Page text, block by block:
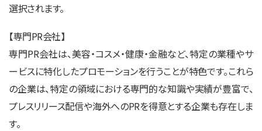
選択されます。
【専門PR会社】
専門PR会社は、美容・コスメ・健康・金融など、特定の業種やサ
ービスに特化したプロモーションを行うことが特色です。これら
の企業は、特定の領域における専門的な知識や実績が豊富で、
プレスリリース配信や海外へのPRを得意とする企業も存在しま
す。